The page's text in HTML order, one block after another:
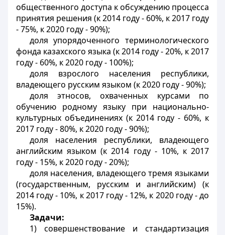
общественного доступа к обсуждению процесса
принятия решения (к 2014 году - 60%, к 2017 году
- 75%, к 2020 году - 90%);
доля упорядоченного терминологического
фонда казахского языка (к 2014 году - 20%, к 2017
году - 60%, к 2020 году - 100%);
доля взрослого населения республики,
владеющего русским языком (к 2020 году - 90%);
доля этносов, охваченных курсами по
обучению родному языку при национально-
культурных объединениях (к 2014 году - 60%, к
2017 году - 80%, к 2020 году - 90%);
доля населения республики, владеющего
английским языком (к 2014 году - 10%, к 2017
году - 15%, к 2020 году - 20%);
доля населения, владеющего тремя языками
(государственным, русским и английским) (к
2014 году - 10%, к 2017 году - 12%, к 2020 году - до
15%).
Задачи:
1) совершенствование и стандартизация